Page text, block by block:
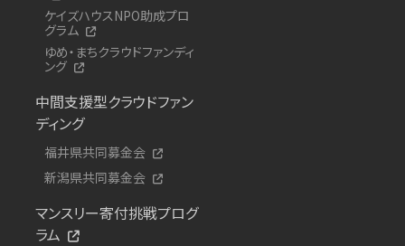
ケイズハウスNPO助成プロ
グラム
ゆめ・まちクラウドファンディ
ング
中間支援型クラウドファン
ディング
福井県共同募金会
新潟県共同募金会
マンスリー寄付挑戦プログ
ラム